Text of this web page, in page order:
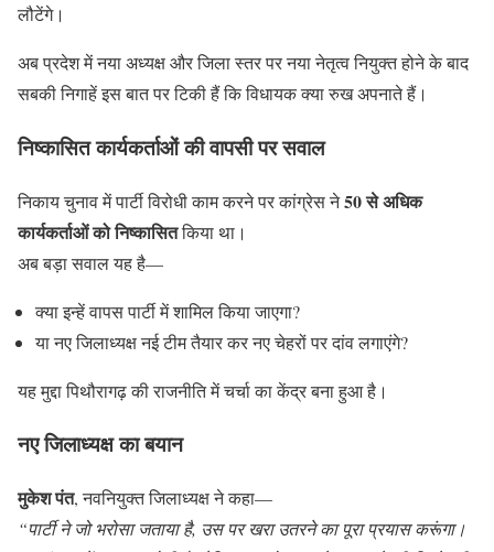
लौटेंगे।
अब प्रदेश में नया अध्यक्ष और जिला स्तर पर नया नेतृत्व नियुक्त होने के बाद
सबकी निगाहें इस बात पर टिकी हैं कि विधायक क्या रुख अपनाते हैं।
निष्कासित कार्यकर्ताओं की वापसी पर सवाल
निकाय चुनाव में पार्टी विरोधी काम करने पर कांग्रेस ने50 से अधिक
कार्यकर्ताओं को निष्कासितकिया था।
अब बड़ा सवाल यह है—
क्या इन्हें वापस पार्टी में शामिल किया जाएगा?
या नए जिलाध्यक्ष नई टीम तैयार कर नए चेहरों पर दांव लगाएंगे?
यह मुद्दा पिथौरागढ़ की राजनीति में चर्चा का केंद्र बना हुआ है।
नए जिलाध्यक्ष का बयान
मुकेश पंत, नवनियुक्त जिलाध्यक्ष ने कहा—
“पार्टी ने जो भरोसा जताया है, उस पर खरा उतरने का पूरा प्रयास करूंगा।